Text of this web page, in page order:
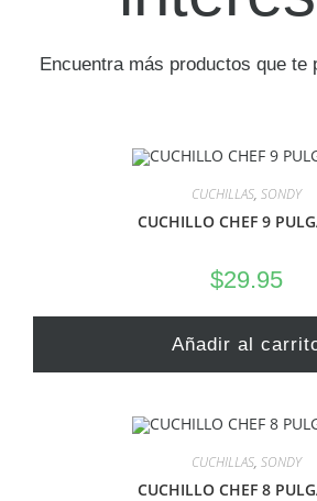
Encuentra más productos que te
CUCHILLAS, SONDY
CUCHILLO CHEF 9
$29.95
Añadir al
CUCHILLAS, SONDY
CUCHILLO CHEF 8